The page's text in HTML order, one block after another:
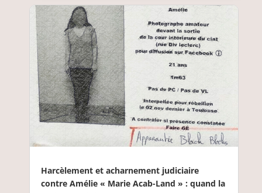
Harcèlement et acharnement judiciaire
contre Amélie « Marie Acab-Land » : quand la